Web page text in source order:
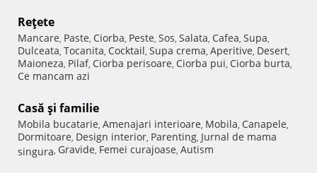
Reţete
Mancare, Paste, Ciorba, Peste, Sos, Salata, Cafea, Supa,
Dulceata, Tocanita, Cocktail, Supa crema, Aperitive, Desert,
Maioneza, Pilaf, Ciorba perisoare, Ciorba pui, Ciorba burta,
Ce mancam azi
Casă şi familie
Mobila bucatarie, Amenajari interioare, Mobila, Canapele,
Dormitoare, Design interior, Parenting, Jurnal de mama
singura, Gravide, Femei curajoase, Autism